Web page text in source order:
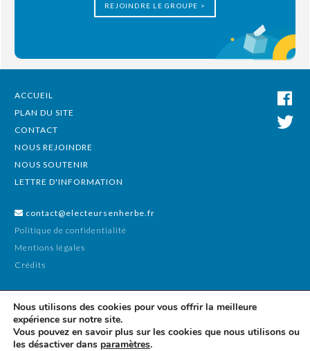
REJOINDRE LE GROUPE >
ACCUEIL
PLAN DU SITE
CONTACT
NOUS REJOINDRE
NOUS SOUTENIR
LETTRE D'INFORMATION
contact@electeursenherbe.fr
Politique de confidentialité
Mentions légales
Crédits
Nous utilisons des cookies pour vous offrir la meilleure
expérience sur notre site.
Vous pouvez en savoir plus sur les cookies que nous utilisons ou
les désactiver dans paramètres.